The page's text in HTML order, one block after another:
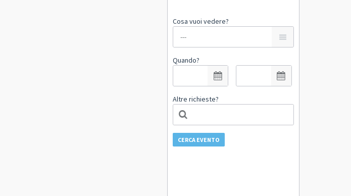
Cosa vuoi vedere?
Quando?
Altre richieste?
CERCA EVENTO